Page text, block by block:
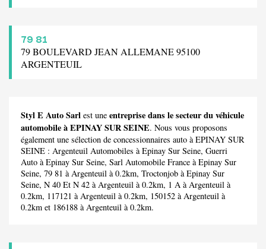
79 81
79 BOULEVARD JEAN ALLEMANE 95100
ARGENTEUIL
Styl E Auto Sarl est une entreprise dans le secteur du véhicule
automobile à EPINAY SUR SEINE. Nous vous proposons
également une sélection de concessionnaires auto à EPINAY SUR
SEINE : Argenteuil Automobiles à Epinay Sur Seine, Guerri
Auto à Epinay Sur Seine, Sarl Automobile France à Epinay Sur
Seine, 79 81 à Argenteuil à 0.2km, Troctonjob à Epinay Sur
Seine, N 40 Et N 42 à Argenteuil à 0.2km, 1 A à Argenteuil à
0.2km, 117121 à Argenteuil à 0.2km, 150152 à Argenteuil à
0.2km et 186188 à Argenteuil à 0.2km.